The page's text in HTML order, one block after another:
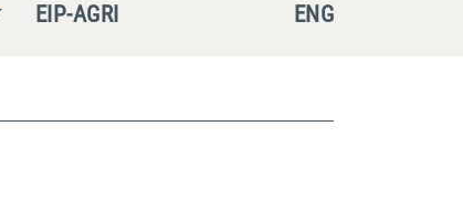
EIP-AGRI ENG